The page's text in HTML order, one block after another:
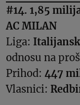
#14. 1,85
AC MILAN
Liga:
odnosu na
Prihod: 447
Vlasnici: